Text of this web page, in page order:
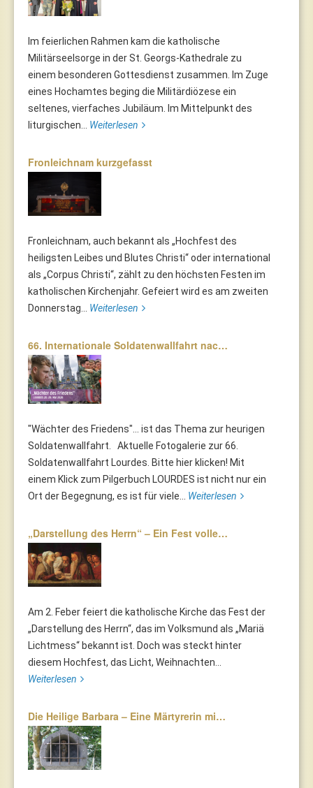
Im feierlichen Rahmen kam die katholische
Militärseelsorge in der St. Georgs-Kathedrale zu
einem besonderen Gottesdienst zusammen. Im Zuge
eines Hochamtes beging die Militärdiözese ein
seltenes, vierfaches Jubiläum. Im Mittelpunkt des
liturgischen... Weiterlesen
Fronleichnam kurzgefasst
Fronleichnam, auch bekannt als „Hochfest des
heiligsten Leibes und Blutes Christi“ oder international
als „Corpus Christi“, zählt zu den höchsten Festen im
katholischen Kirchenjahr. Gefeiert wird es am zweiten
Donnerstag... Weiterlesen
66. Internationale Soldatenwallfahrt nac…
"Wächter des Friedens"... ist das Thema zur heurigen
Soldatenwallfahrt. Aktuelle Fotogalerie zur 66.
Soldatenwallfahrt Lourdes. Bitte hier klicken! Mit
einem Klick zum Pilgerbuch LOURDES ist nicht nur ein
Ort der Begegnung, es ist für viele... Weiterlesen
„Darstellung des Herrn“ – Ein Fest volle…
Am 2. Feber feiert die katholische Kirche das Fest der
„Darstellung des Herrn“, das im Volksmund als „Mariä
Lichtmess“ bekannt ist. Doch was steckt hinter
diesem Hochfest, das Licht, Weihnachten...
Weiterlesen
Die Heilige Barbara – Eine Märtyrerin mi…